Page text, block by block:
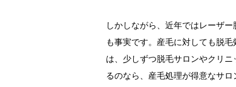
しかしながら、近年ではレーザ
も事実です。産毛に対しても脱
は、少しずつ脱毛サロンやクリ
るのなら、産毛処理が得意なサ